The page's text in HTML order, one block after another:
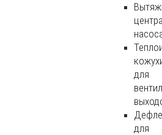
для
для